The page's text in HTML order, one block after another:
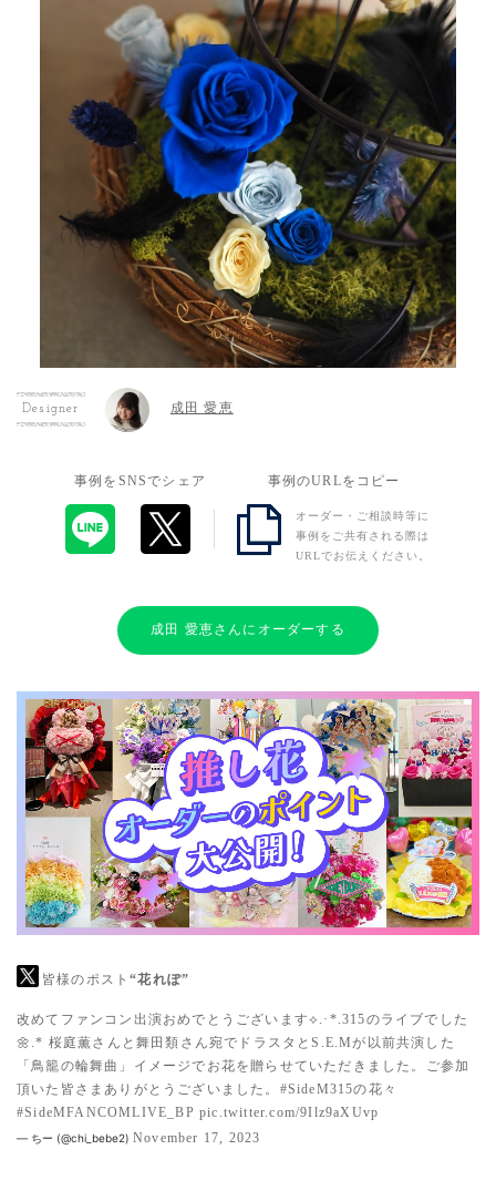
Designer 成田 愛恵
事例をSNSでシェア 事例のURLをコピー
オーダー・ご相談時等に
事例をご共有される際は
URLでお伝えください。
成田 愛恵さんにオーダーする
皆様のポスト“花れぽ”
改めてファンコン出演おめでとうございます⟡.·*.315のライブでした
🌼.* 桜庭薫さんと舞田類さん宛でドラスタとS.E.Mが以前共演した
「鳥籠の輪舞曲」イメージでお花を贈らせていただきました。ご参加
頂いた皆さまありがとうございました。 #SideM315の花々
#SideMFANCOMLIVE_BP pic.twitter.com/9Ilz9aXUvp
— ちー (@chi_bebe2) November 17, 2023